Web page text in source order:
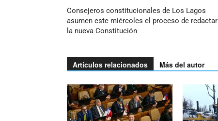
Consejeros constitucionales de Los Lagos
asumen este miércoles el proceso de redactar
la nueva Constitución
Artículos relacionados Más del autor